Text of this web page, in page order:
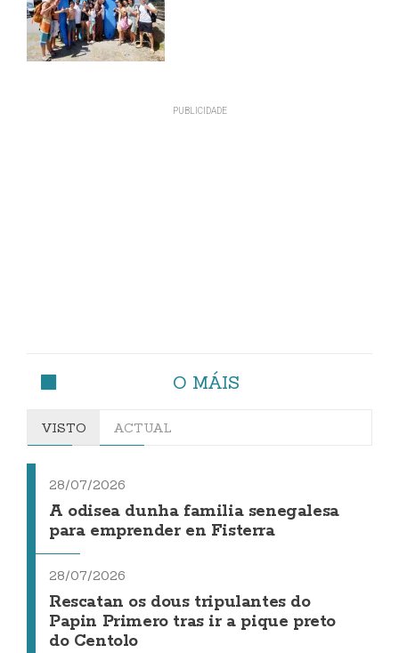
O MÁIS
VISTO ACTUAL
28/07/2026
A odisea dunha familia senegalesa
para emprender en Fisterra
28/07/2026
Rescatan os dous tripulantes do
Papin Primero tras ir a pique preto
do Centolo